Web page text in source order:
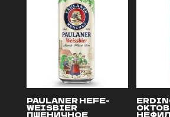
PAULANER HEFE-
WEISBIER
ПШЕНИЧНОЕ